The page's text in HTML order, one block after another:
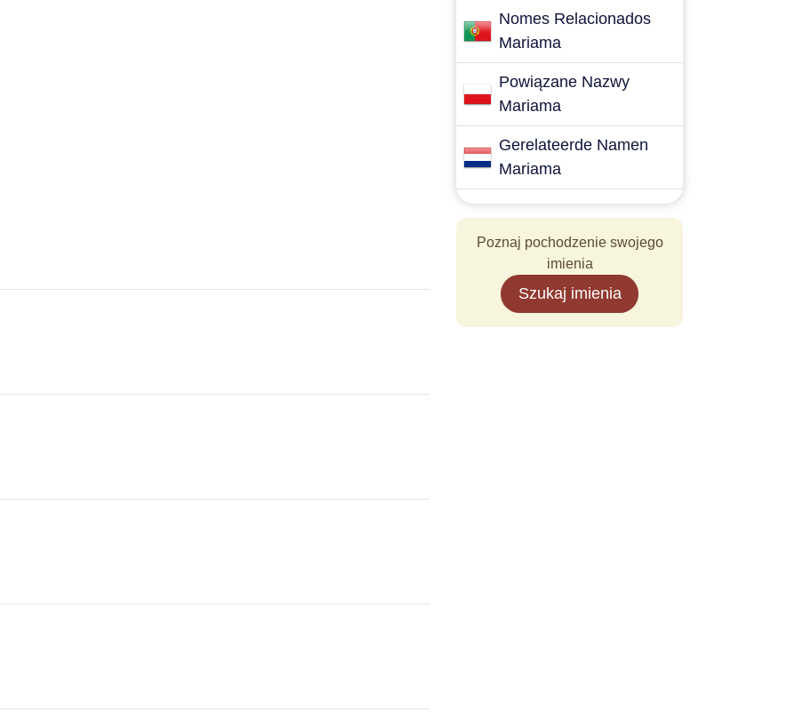
Nomes Relacionados
Mariama
Powiązane Nazwy
Mariama
Gerelateerde Namen
Mariama
Poznaj pochodzenie swojego
imienia
Szukaj imienia